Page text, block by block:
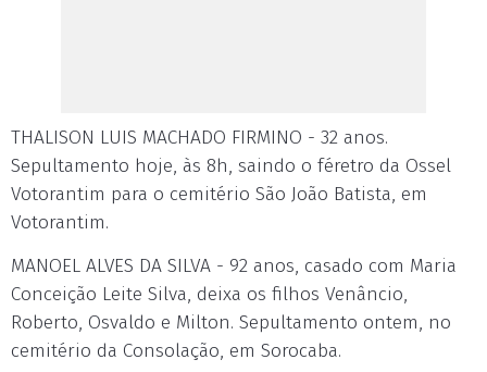
THALISON LUIS MACHADO FIRMINO - 32 anos.
Sepultamento hoje, às 8h, saindo o féretro da Ossel
Votorantim para o cemitério São João Batista, em
Votorantim.
MANOEL ALVES DA SILVA - 92 anos, casado com Maria
Conceição Leite Silva, deixa os filhos Venâncio,
Roberto, Osvaldo e Milton. Sepultamento ontem, no
cemitério da Consolação, em Sorocaba.